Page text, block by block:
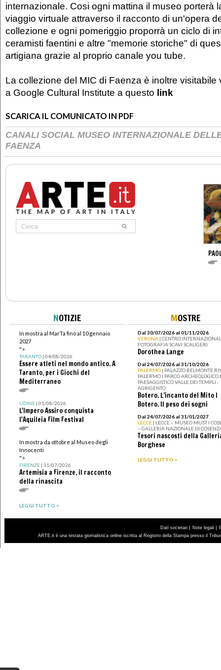
internazionale. Cosi ogni mattina il museo porterà
viaggio virtuale attraverso il racconto di un'opera
collezione e ogni pomeriggio proporrà un ciclo di
ceramisti faentini e altre "memorie storiche" di
artigiana grazie al proprio canale you tube.
La collezione del MIC di Faenza è inoltre visitabile
a Google Cultural Institute a questo link
SCARICA IL COMUNICATO IN PDF
CANALI SOCIAL MUSEO INTERNAZIONALE
FAENZA
NOTIZIE
In mostra al MarTa fino al 10 gennaio
2027
">
TARANTO| 04/08/2026
Essere atleti nel mondo antico. A
Taranto, per i Giochi del
Mediterraneo
UDINE| 01/08/2026
L'Impero Assiro conquista
l'Aquileia Film Festival
In mostra da ottobre al Museo degli
Innocenti
">
FIRENZE| 31/07/2026
Artemisia a Firenze, il racconto
della rinascita
LEGGI TUTTO >
MOSTRE
Dal 30/07/2026 al 01/11/2026
VERONA | CENTRO
FOTOGRAFIA SCAVI SCALIGERI
Dorothea Lange
Dal 24/07/2026 al 31/10/2026
PALERMO | PALAZZO BELMONTE
PALERMO I PARCO ARCHEOLOGICO
PAESAGGISTICO VALLE DEI TEMPLI -
AGRIGENTO
Botero. L’incanto del Mito I
Botero. Il peso dei sogni
Dal 24/07/2026 al 31/01/2027
LECCE | LECCE – MUSEO MUST I
– GALLERIA NAZIONALE DI
Tesori nascosti della
Borghese
LEGGI TUTTO >
Dati societari | Note legali |
ARTE.it è una testata giornalistica online iscritta al Registro della Stampa presso il